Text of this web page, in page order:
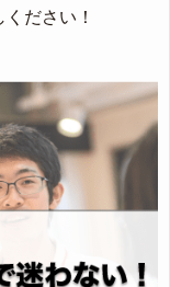
ださい！